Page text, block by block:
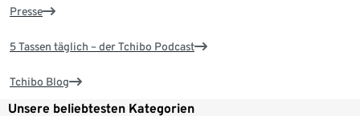
Presse
5 Tassen täglich – der Tchibo Podcast
Tchibo Blog
Unsere beliebtesten Kategorien